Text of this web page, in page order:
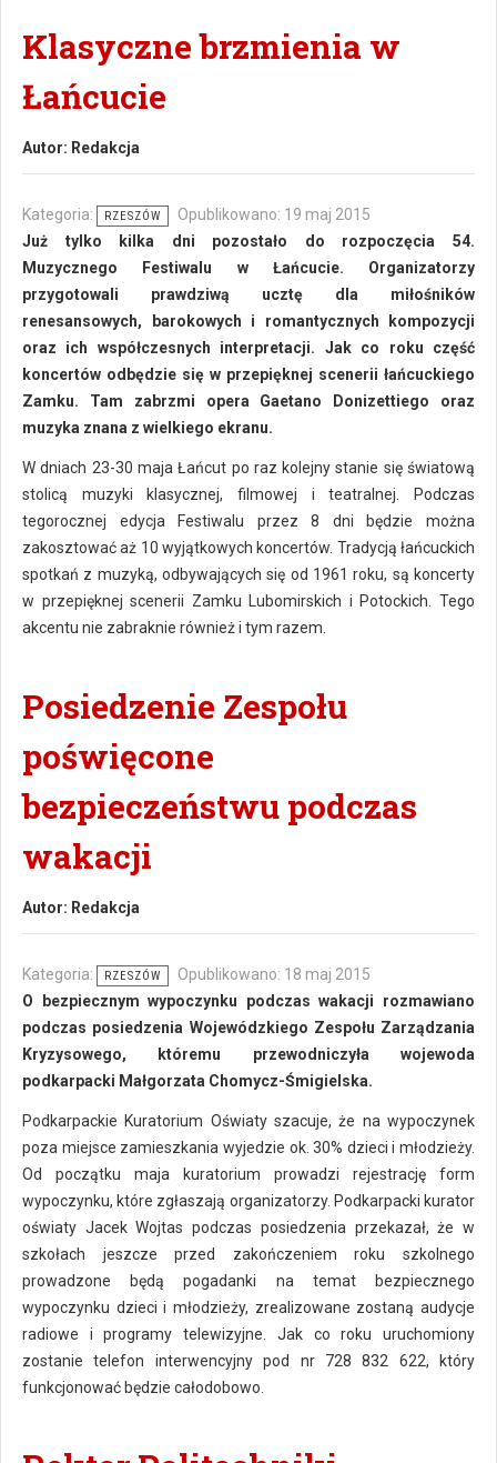
Klasyczne brzmienia w
Łańcucie
Autor: Redakcja
Kategoria: RZESZÓW
Opublikowano: 19 maj 2015
Już tylko kilka dni pozostało do rozpoczęcia 54.
Muzycznego Festiwalu w Łańcucie. Organizatorzy
przygotowali prawdziwą ucztę dla miłośników
renesansowych, barokowych i romantycznych kompozycji
oraz ich współczesnych interpretacji. Jak co roku część
koncertów odbędzie się w przepięknej scenerii łańcuckiego
Zamku. Tam zabrzmi opera Gaetano Donizettiego oraz
muzyka znana z wielkiego ekranu.
W dniach 23-30 maja Łańcut po raz kolejny stanie się światową
stolicą muzyki klasycznej, filmowej i teatralnej. Podczas
tegorocznej edycja Festiwalu przez 8 dni będzie można
zakosztować aż 10 wyjątkowych koncertów. Tradycją łańcuckich
spotkań z muzyką, odbywających się od 1961 roku, są koncerty
w przepięknej scenerii Zamku Lubomirskich i Potockich. Tego
akcentu nie zabraknie również i tym razem.
Posiedzenie Zespołu
poświęcone
bezpieczeństwu podczas
wakacji
Autor: Redakcja
Kategoria: RZESZÓW
Opublikowano: 18 maj 2015
O bezpiecznym wypoczynku podczas wakacji rozmawiano
podczas posiedzenia Wojewódzkiego Zespołu Zarządzania
Kryzysowego, któremu przewodniczyła wojewoda
podkarpacki Małgorzata Chomycz-Śmigielska.
Podkarpackie Kuratorium Oświaty szacuje, że na wypoczynek
poza miejsce zamieszkania wyjedzie ok. 30% dzieci i młodzieży.
Od początku maja kuratorium prowadzi rejestrację form
wypoczynku, które zgłaszają organizatorzy. Podkarpacki kurator
oświaty Jacek Wojtas podczas posiedzenia przekazał, że w
szkołach jeszcze przed zakończeniem roku szkolnego
prowadzone będą pogadanki na temat bezpiecznego
wypoczynku dzieci i młodzieży, zrealizowane zostaną audycje
radiowe i programy telewizyjne. Jak co roku uruchomiony
zostanie telefon interwencyjny pod nr 728 832 622, który
funkcjonować będzie całodobowo.